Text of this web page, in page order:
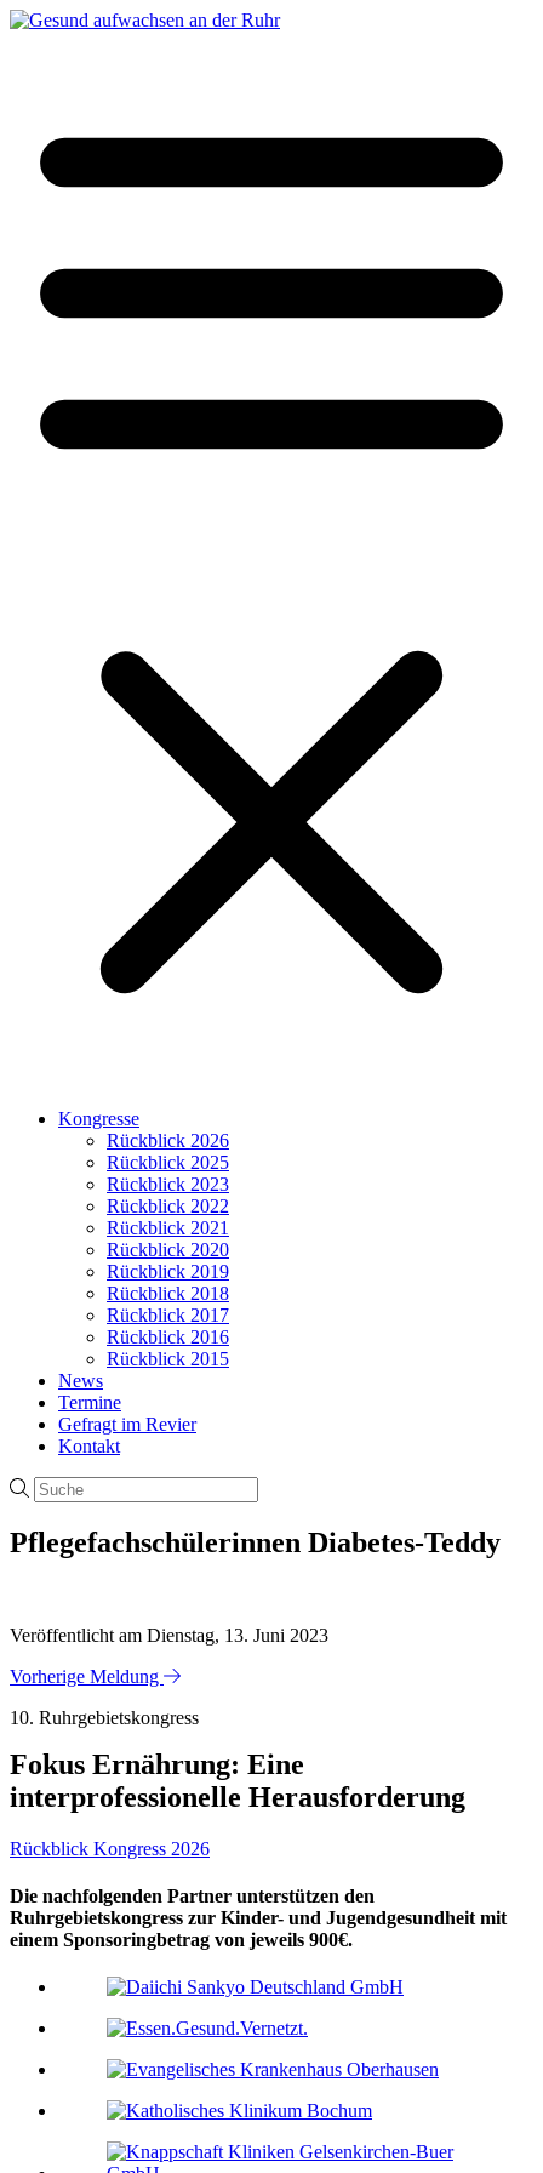
Kongresse
Rückblick 2026
Rückblick 2025
Rückblick 2023
Rückblick 2022
Rückblick 2021
Rückblick 2020
Rückblick 2019
Rückblick 2018
Rückblick 2017
Rückblick 2016
Rückblick 2015
News
Termine
Gefragt im Revier
Kontakt
Pflegefachschülerinnen Diabetes-Teddy
Veröffentlicht am Dienstag, 13. Juni 2023
Vorherige Meldung
10. Ruhrgebietskongress
Fokus Ernährung: Eine
interprofessionelle Herausforderung
Rückblick Kongress 2026
Die nachfolgenden Partner unterstützen den
Ruhrgebietskongress zur Kinder- und Jugendgesundheit mit
einem Sponsoringbetrag von jeweils 900€.